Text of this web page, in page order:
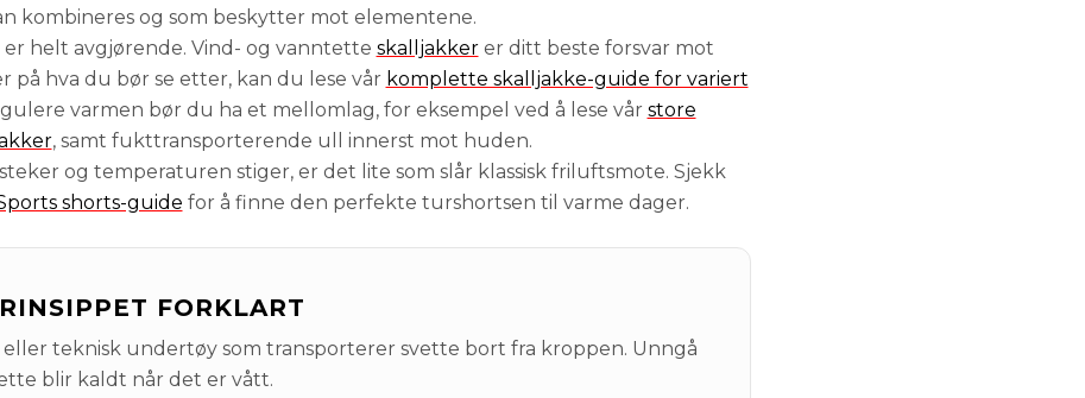
kombineres og som beskytter mot elementene.
helt avgjørende. Vind- og vanntette skalljakkerer ditt beste forsvar mot
på hva du bør se etter, kan du lese vår komplette skalljakke-guide for variert
varmen bør du ha et mellomlag, for eksempel ved å lese vår store
, samt fukttransporterende ull innerst mot huden.
og temperaturen stiger, er det lite som slår klassisk friluftsmote. Sjekk
shorts-guide for å finne den perfekte turshortsen til varme dager.
FORKLART
teknisk undertøy som transporterer svette bort fra kroppen. Unngå
blir kaldt når det er vått.